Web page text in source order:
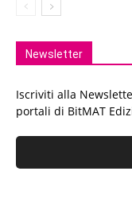
Newsletter
Iscriviti alla
portali di BitMAT